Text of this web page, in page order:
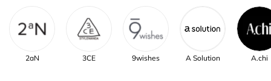
2aN 3CE 9wishes A Solution A.chi